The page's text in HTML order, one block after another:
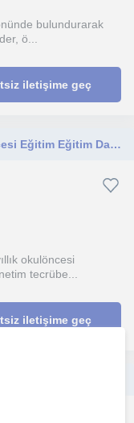
bulundurarak
ö...
iletişime geç
İlkokula Hazırlık Ödev Desteği Okulöncesi Eğitim Eğitim Danışmanlık
okulöncesi
tecrübe...
iletişime geç